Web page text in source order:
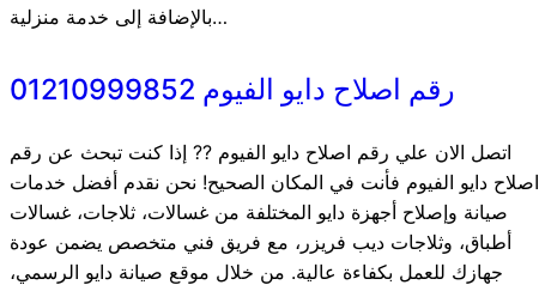
بالإضافة إلى خدمة منزلية…
رقم اصلاح دايو الفيوم 01210999852
اتصل الان علي رقم اصلاح دايو الفيوم ?? إذا كنت تبحث عن رقم
اصلاح دايو الفيوم فأنت في المكان الصحيح! نحن نقدم أفضل خدمات
صيانة وإصلاح أجهزة دايو المختلفة من غسالات، ثلاجات، غسالات
أطباق، وثلاجات ديب فريزر، مع فريق فني متخصص يضمن عودة
جهازك للعمل بكفاءة عالية. من خلال موقع صيانة دايو الرسمي،